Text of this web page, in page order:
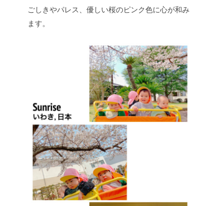
ごしきやパレス、優しい桜のピンク色に心が和み
ます。